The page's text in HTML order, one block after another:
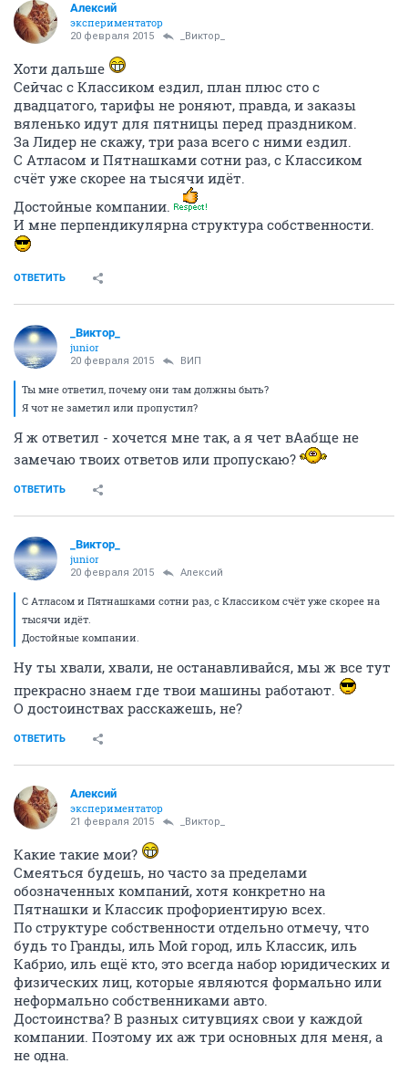
Алексий
экспериментатор
20 февраля 2015 _Виктор_
Хоти дальше
Сейчас с Классиком ездил, план плюс сто с
двадцатого, тарифы не роняют, правда, и заказы
вяленько идут для пятницы перед праздником.
За Лидер не скажу, три раза всего с ними ездил.
С Атласом и Пятнашками сотни раз, с Классиком
счёт уже скорее на тысячи идёт.
Достойные компании.
И мне перпендикулярна структура собственности.
ОТВЕТИТЬ
_Виктор_
juniоr
20 февраля 2015 ВИП
Ты мне ответил, почему они там должны быть?
Я чот не заметил или пропустил?
Я ж ответил - хочется мне так, а я чет вАабще не
замечаю твоих ответов или пропускаю?
ОТВЕТИТЬ
_Виктор_
juniоr
20 февраля 2015 Алексий
С Атласом и Пятнашками сотни раз, с Классиком счёт уже скорее на
тысячи идёт.
Достойные компании.
Ну ты хвали, хвали, не останавливайся, мы ж все тут
прекрасно знаем где твои машины работают.
О достоинствах расскажешь, не?
ОТВЕТИТЬ
Алексий
экспериментатор
21 февраля 2015 _Виктор_
Какие такие мои?
Смеяться будешь, но часто за пределами
обозначенных компаний, хотя конкретно на
Пятнашки и Классик профориентирую всех.
По структуре собственности отдельно отмечу, что
будь то Гранды, иль Мой город, иль Классик, иль
Кабрио, иль ещё кто, это всегда набор юридических и
физических лиц, которые являются формально или
неформально собственниками авто.
Достоинства? В разных ситувциях свои у каждой
компании. Поэтому их аж три основных для меня, а
не одна.